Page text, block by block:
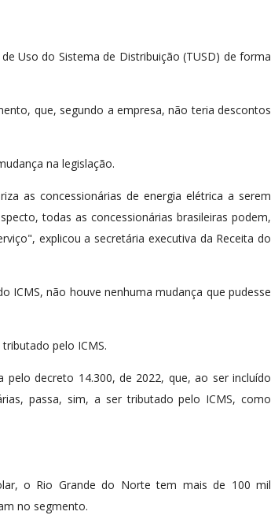
Uso do Sistema de Distribuição (TUSD) de forma
que, segundo a empresa, não teria descontos
na legislação.
as concessionárias de energia elétrica a serem
todas as concessionárias brasileiras podem,
explicou a secretária executiva da Receita do
ICMS, não houve nenhuma mudança que pudesse
pelo ICMS.
decreto 14.300, de 2022, que, ao ser incluído
passa, sim, a ser tributado pelo ICMS, como
o Rio Grande do Norte tem mais de 100 mil
no segmento.